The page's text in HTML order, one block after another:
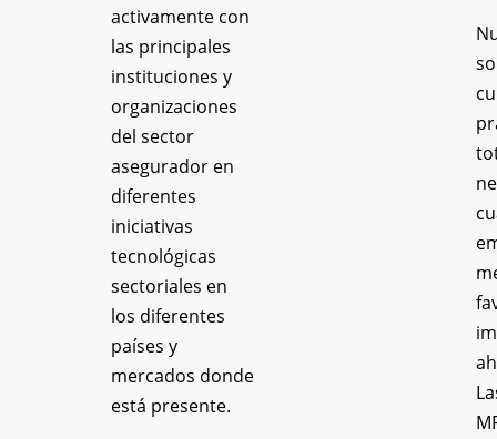
activamente con
las principales
instituciones y
organizaciones
del sector
asegurador en
diferentes
iniciativas
tecnológicas
sectoriales en
los diferentes
países y
mercados donde
está presente.